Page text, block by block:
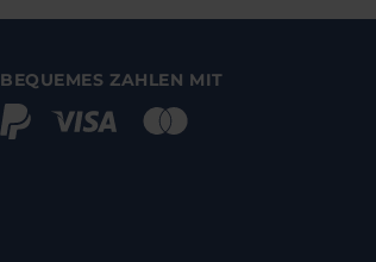
BEQUEMES ZAHLEN MIT